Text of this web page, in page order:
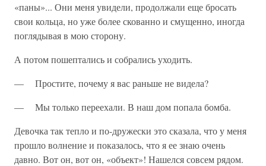
«паны»... Они меня увидели, продолжали еще бросать
свои кольца, но уже более скованно и смущенно, иногда
поглядывая в мою сторону.
А потом пошептались и собрались уходить.
— Простите, почему я вас раньше не видела?
— Мы только переехали. В наш дом попала бомба.
Девочка так тепло и по-дружески это сказала, что у меня
прошло волнение и показалось, что я ее знаю очень
давно. Вот он, вот он, «объект»! Нашелся совсем рядом.